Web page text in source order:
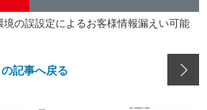
の誤設定によるお客様情報漏えい可能
の記事へ戻る